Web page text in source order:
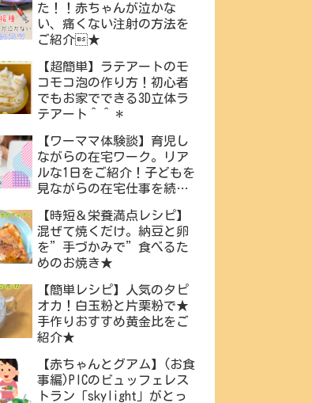
た！！赤ちゃんが泣かな
い、痛くない注射の方法を
ご紹介★
【超簡単】ラテアートのモ
コモコ泡の作り方！初心者
でもお家でできる3D立体ラ
テアート＾＾＊
【ワーママ体験談】育児し
ながらの在宅ワーク。リア
ルな1日をご紹介！子どもを
見ながらの在宅仕事を続け
工夫・便利グッズをご紹介
♪
【時短＆栄養満点レシピ】
混ぜて焼くだけ。納豆と卵
を”手づかみで”食べるた
めのお焼き★
【簡単レシピ】人気のタピ
オカ！白玉粉と片栗粉で★
手作りおすすめ黄金比をご
紹介★
【赤ちゃんとグアム】(お食
事編)PICのビュッフェレス
トラン「skylight」がとっ